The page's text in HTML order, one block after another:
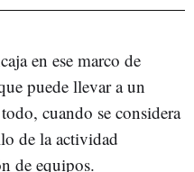
en ese marco de
puede llevar a un
cuando se considera
de la actividad
de equipos.